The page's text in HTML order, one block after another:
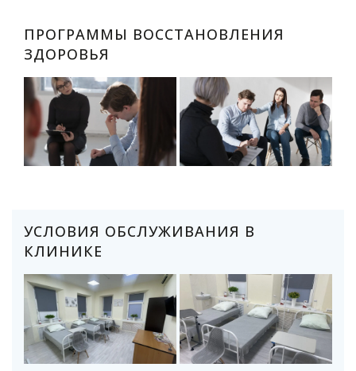
ПРОГРАММЫ ВОССТАНОВЛЕНИЯ
ЗДОРОВЬЯ
УСЛОВИЯ ОБСЛУЖИВАНИЯ В
КЛИНИКЕ